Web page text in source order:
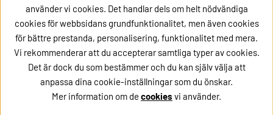
Kontakt
eller ring oss på +46162002020
använder vi cookies. Det handlar dels om helt nödvändiga
cookies för webbsidans grundfunktionalitet, men även cookies
för bättre prestanda, personalisering, funktionalitet med mera.
Vi rekommenderar att du accepterar samtliga typer av cookies.
Det är dock du som bestämmer och du kan själv välja att
anpassa dina cookie-inställningar som du önskar.
Mer information om de cookies vi använder.